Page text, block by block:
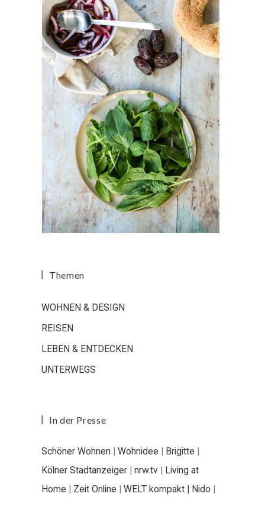
Themen
WOHNEN & DESIGN
REISEN
LEBEN & ENTDECKEN
UNTERWEGS
In der Presse
Schöner Wohnen | Wohnidee | Brigitte |
Kölner Stadtanzeiger | nrw.tv | Living at
Home | Zeit Online | WELT kompakt | Nido |